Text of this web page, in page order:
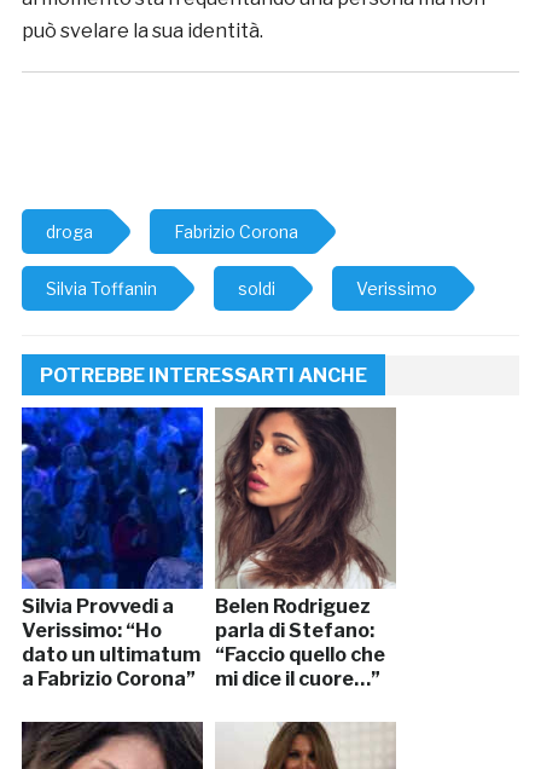
può svelare la sua identità.
droga Fabrizio Corona
Silvia Toffanin soldi Verissimo
POTREBBE INTERESSARTI ANCHE
Silvia Provvedi a
Verissimo: “Ho
dato un ultimatum
a Fabrizio Corona”
Belen Rodriguez
parla di Stefano:
“Faccio quello che
mi dice il cuore…”